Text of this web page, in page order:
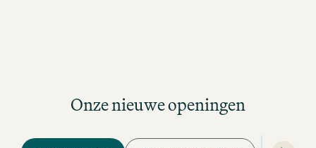
Onze nieuwe openingen